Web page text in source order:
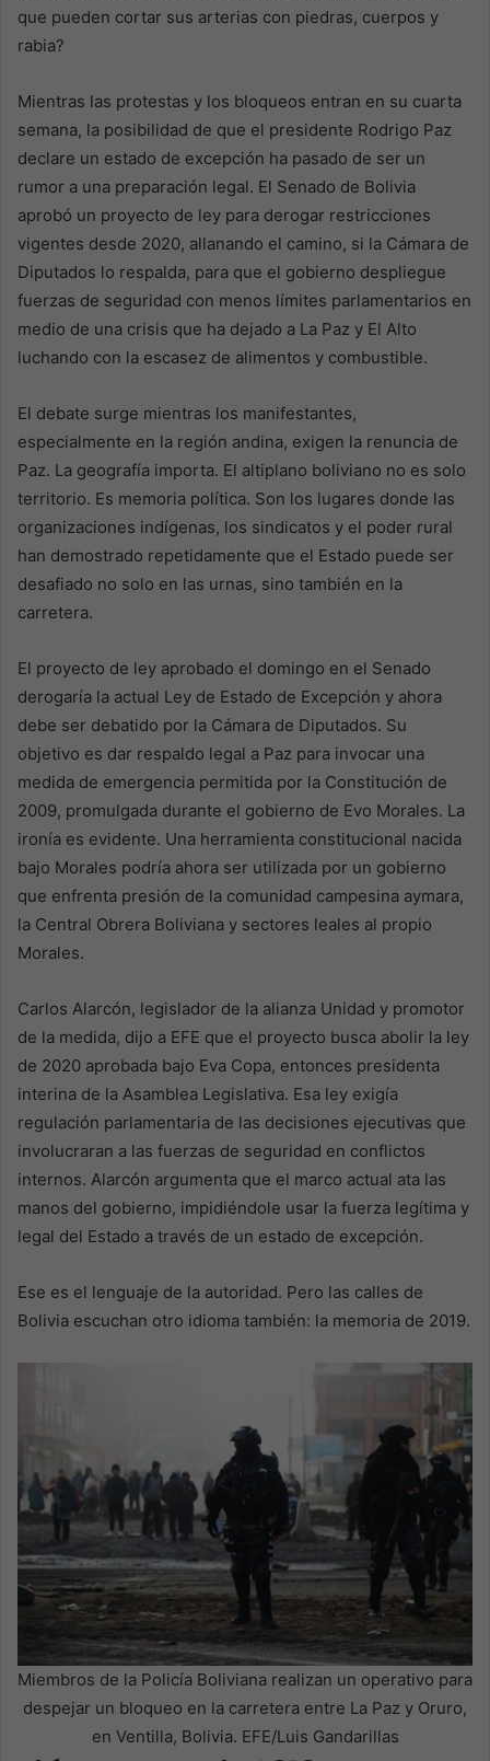
que pueden cortar sus arterias con piedras, cuerpos y
rabia?
Mientras las protestas y los bloqueos entran en su cuarta
semana, la posibilidad de que el presidente Rodrigo Paz
declare un estado de excepción ha pasado de ser un
rumor a una preparación legal. El Senado de Bolivia
aprobó un proyecto de ley para derogar restricciones
vigentes desde 2020, allanando el camino, si la Cámara de
Diputados lo respalda, para que el gobierno despliegue
fuerzas de seguridad con menos límites parlamentarios en
medio de una crisis que ha dejado a La Paz y El Alto
luchando con la escasez de alimentos y combustible.
El debate surge mientras los manifestantes,
especialmente en la región andina, exigen la renuncia de
Paz. La geografía importa. El altiplano boliviano no es solo
territorio. Es memoria política. Son los lugares donde las
organizaciones indígenas, los sindicatos y el poder rural
han demostrado repetidamente que el Estado puede ser
desafiado no solo en las urnas, sino también en la
carretera.
El proyecto de ley aprobado el domingo en el Senado
derogaría la actual Ley de Estado de Excepción y ahora
debe ser debatido por la Cámara de Diputados. Su
objetivo es dar respaldo legal a Paz para invocar una
medida de emergencia permitida por la Constitución de
2009, promulgada durante el gobierno de Evo Morales. La
ironía es evidente. Una herramienta constitucional nacida
bajo Morales podría ahora ser utilizada por un gobierno
que enfrenta presión de la comunidad campesina aymara,
la Central Obrera Boliviana y sectores leales al propio
Morales.
Carlos Alarcón, legislador de la alianza Unidad y promotor
de la medida, dijo a EFE que el proyecto busca abolir la ley
de 2020 aprobada bajo Eva Copa, entonces presidenta
interina de la Asamblea Legislativa. Esa ley exigía
regulación parlamentaria de las decisiones ejecutivas que
involucraran a las fuerzas de seguridad en conflictos
internos. Alarcón argumenta que el marco actual ata las
manos del gobierno, impidiéndole usar la fuerza legítima y
legal del Estado a través de un estado de excepción.
Ese es el lenguaje de la autoridad. Pero las calles de
Bolivia escuchan otro idioma también: la memoria de 2019.
Miembros de la Policía Boliviana realizan un operativo para
despejar un bloqueo en la carretera entre La Paz y Oruro,
en Ventilla, Bolivia. EFE/Luis Gandarillas